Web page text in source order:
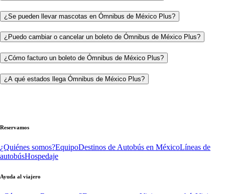
¿Se pueden llevar mascotas en Ómnibus de México Plus?
¿Puedo cambiar o cancelar un boleto de Ómnibus de México Plus?
¿Cómo facturo un boleto de Ómnibus de México Plus?
¿A qué estados llega Ómnibus de México Plus?
Reservamos
¿Quiénes somos?EquipoDestinos de Autobús en MéxicoLíneas de
autobúsHospedaje
Ayuda al viajero